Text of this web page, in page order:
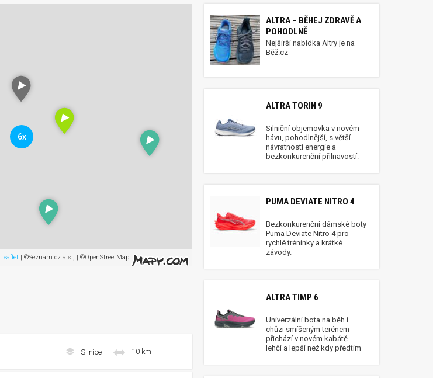
6x
Leaflet | ©Seznam.cz a.s., | ©OpenStreetMap
Silnice 10 km
ALTRA – BĚHEJ ZDRAVĚ A
POHODLNĚ
Nejširší nabídka Altry je na
Běž.cz
ALTRA TORIN 9
Silniční objemovka v novém
hávu, pohodlnější, s větší
návratností energie a
bezkonkurenční přilnavostí.
PUMA DEVIATE NITRO 4
Bezkonkurenční dámské boty
Puma Deviate Nitro 4 pro
rychlé tréninky a krátké
závody.
ALTRA TIMP 6
Univerzální bota na běh i
chůzi smíšeným terénem
přichází v novém kabátě -
lehčí a lepší než kdy předtím